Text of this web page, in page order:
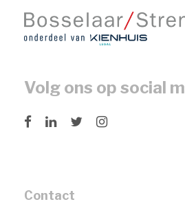
Volg ons op social
Contact